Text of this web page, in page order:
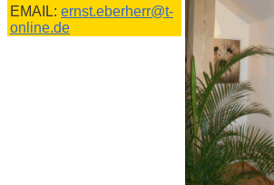
EMAIL: ernst.eberherr@t-
online.de